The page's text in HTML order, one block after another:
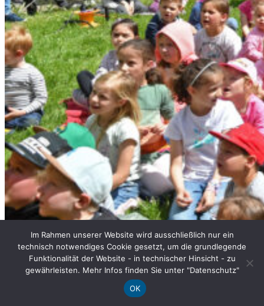
Im Rahmen unserer Website wird ausschließlich nur ein
technisch notwendiges Cookie gesetzt, um die grundlegende
Funktionalität der Website - in technischer Hinsicht - zu
gewährleisten. Mehr Infos finden Sie unter "Datenschutz"
OK